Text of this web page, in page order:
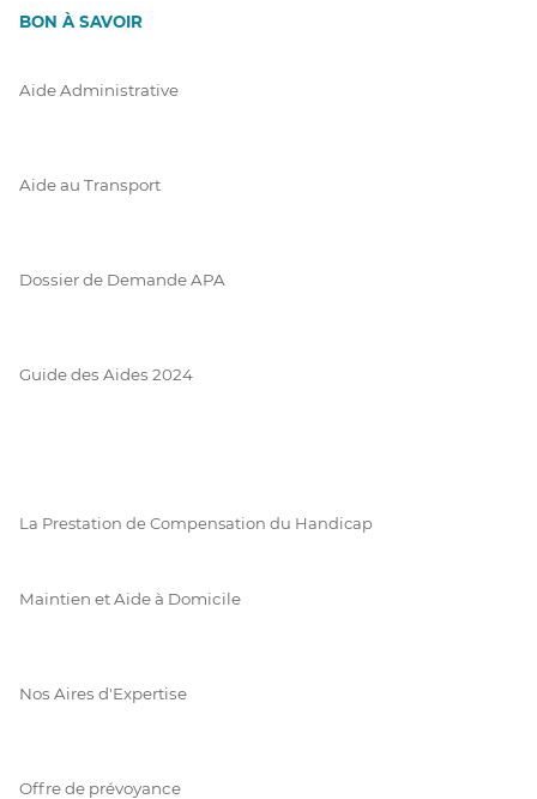
BON À SAVOIR
Aide Administrative
Aide au Transport
Dossier de Demande APA
Guide des Aides 2024
La Prestation de Compensation du Handicap
Maintien et Aide à Domicile
Nos Aires d'Expertise
Offre de prévoyance